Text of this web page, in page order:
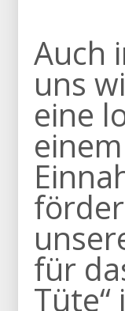
Auch
uns
eine
für
Tüte“